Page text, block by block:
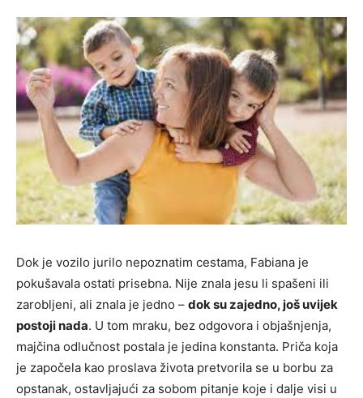
Dok je vozilo jurilo nepoznatim cestama, Fabiana je
pokušavala ostati prisebna. Nije znala jesu li spašeni ili
zarobljeni, ali znala je jedno – dok su zajedno, još uvijek
postoji nada. U tom mraku, bez odgovora i objašnjenja,
majčina odlučnost postala je jedina konstanta. Priča koja
je započela kao proslava života pretvorila se u borbu za
opstanak, ostavljajući za sobom pitanje koje i dalje visi u